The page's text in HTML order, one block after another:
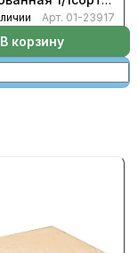
Арт. 01-23917
В корзину